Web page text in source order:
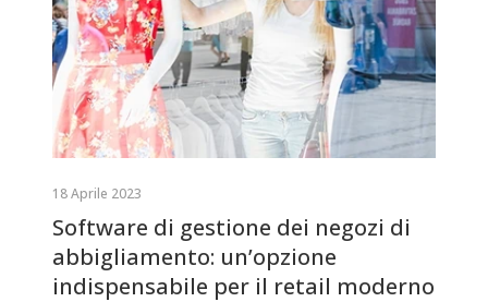
18 Aprile 2023
Software di gestione dei negozi di
abbigliamento: un’opzione
indispensabile per il retail moderno